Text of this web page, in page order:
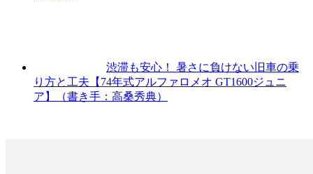
渋滞も安心！ 暑さに負けない旧車の乗
り方と工夫【74年式アルファロメオ GT1600ジュニ
ア】（書き手：高桑秀典）